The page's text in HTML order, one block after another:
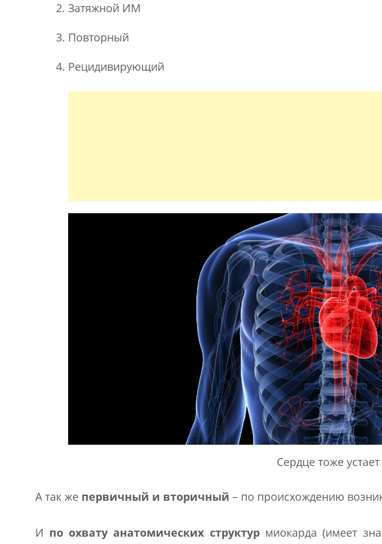
Затяжной ИМ
Повторный
Рецидивирующий
Сердце тоже устает
А так же первичный и вторичный – по происхождению
И по охвату анатомических структурмиокарда (имеет